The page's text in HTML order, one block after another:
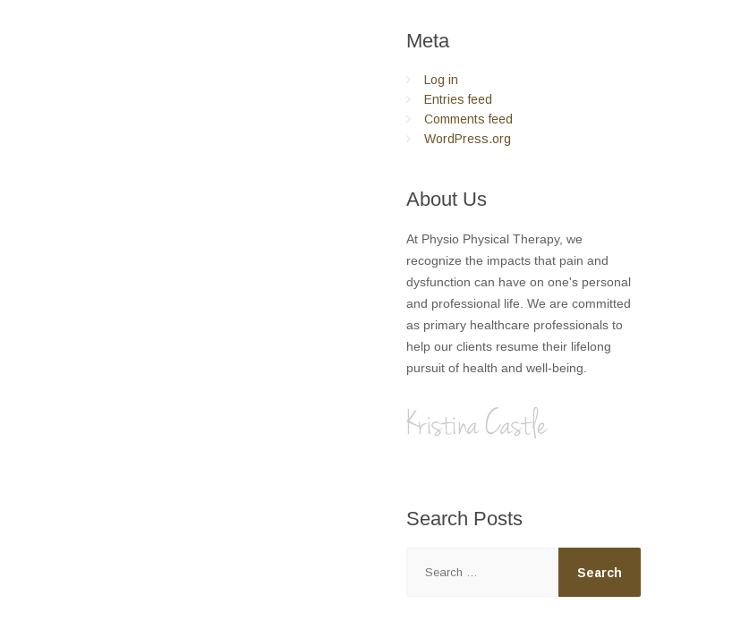
Meta
Log in
Entries feed
Comments feed
WordPress.org
About Us
At Physio Physical Therapy, we
recognize the impacts that pain and
dysfunction can have on one's personal
and professional life. We are committed
as primary healthcare professionals to
help our clients resume their lifelong
pursuit of health and well-being.
Search Posts
for: